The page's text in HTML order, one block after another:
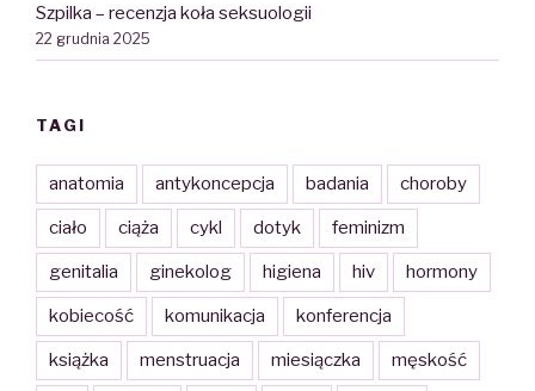
Szpilka – recenzja koła seksuologii
22 grudnia 2025
TAGI
anatomia antykoncepcja badania choroby
ciało ciąża cykl dotyk feminizm
genitalia ginekolog higiena hiv hormony
kobiecość komunikacja konferencja
książka menstruacja miesiączka męskość